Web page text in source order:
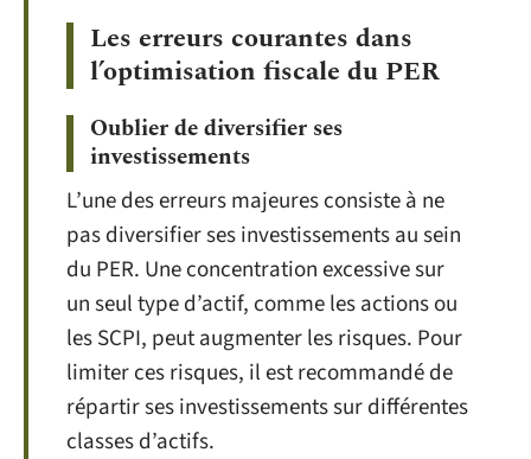
Les erreurs courantes dans
l’optimisation fiscale du PER
Oublier de diversifier ses
investissements
L’une des erreurs majeures consiste à ne
pas diversifier ses investissements au sein
du PER. Une concentration excessive sur
un seul type d’actif, comme les actions ou
les SCPI, peut augmenter les risques. Pour
limiter ces risques, il est recommandé de
répartir ses investissements sur différentes
classes d’actifs.